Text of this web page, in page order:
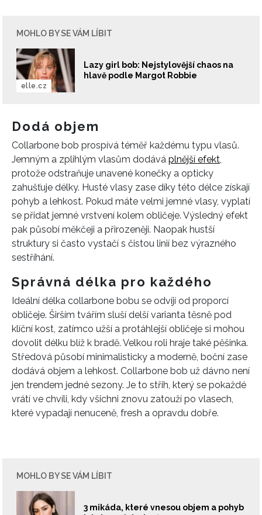
MOHLO BY SE VÁM LÍBIT
Lazy girl bob: Nejstylovější chaos na
hlavě podle Margot Robbie
elle.cz
Dodá objem
Collarbone bob prospívá téměř každému typu vlasů.
Jemným a zplihlým vlasům dodává plnější efekt
protože odstraňuje unavené konečky a opticky
zahušťuje délky. Husté vlasy zase díky této délce získají
pohyb a lehkost. Pokud máte velmi jemné vlasy, vyplatí
se přidat jemné vrstvení kolem obličeje. Výsledný efekt
pak působí měkčeji a přirozeněji. Naopak hustší
struktury si často vystačí s čistou linií bez výrazného
sestříhání.
Správná délka pro každého
Ideální délka collarbone bobu se odvíjí od proporcí
obličeje. Širším tvářím sluší delší varianta těsně pod
klíční kost, zatímco užší a protáhlejší obličeje si mohou
dovolit délku blíž k bradě. Velkou roli hraje také pěšinka.
Středová působí minimalisticky a moderně, boční zase
dodává objem a lehkost. Collarbone bob už dávno není
jen trendem jedné sezony. Je to střih, který se pokaždé
vrátí ve chvíli, kdy všichni znovu zatouží po vlasech,
které vypadají nenuceně, fresh a opravdu dobře.
MOHLO BY SE VÁM LÍBIT
3 mikáda, které vnesou objem a pohyb